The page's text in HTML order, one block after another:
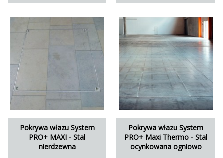
Pokrywa włazu System
PRO+ MAXI - Stal
nierdzewna
Pokrywa włazu System
PRO+ Maxi Thermo - Stal
ocynkowana ogniowo